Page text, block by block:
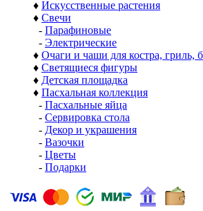
♦ Искусственные растения
♦ Свечи
- Парафиновые
- Электрические
♦ Очаги и чаши для костра, гриль,
♦ Светящиеся фигуры
♦ Детская площадка
♦ Пасхальная коллекция
- Пасхальные яйца
- Сервировка стола
- Декор и украшения
- Вазочки
- Цветы
- Подарки